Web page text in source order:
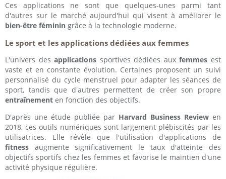
Ces applications ne sont que quelques-unes parmi tant
d'autres sur le marché aujourd'hui qui visent à améliorer le
bien-être féminin grâce à la technologie moderne.
Le sport et les applications dédiées aux femmes
L'univers desapplications sportives dédiées auxfemmes est
vaste et en constante évolution. Certaines proposent un suivi
personnalisé du cycle menstruel pour adapter les séances de
sport, tandis que d'autres permettent de créer son propre
entraînement en fonction des objectifs.
D'après une étude publiée par Harvard Business Review en
2018, ces outils numériques sont largement plébiscités par les
utilisatrices. Elle révèle que l'utilisation d'applications de
fitness augmente significativement le taux d'atteinte des
objectifs sportifs chez les femmes et favorise le maintien d'une
activité physique régulière.